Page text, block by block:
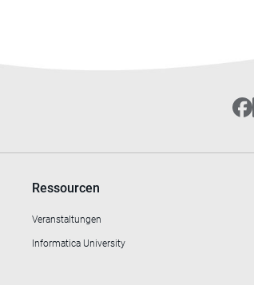
Ressourcen
Veranstaltungen
Informatica University